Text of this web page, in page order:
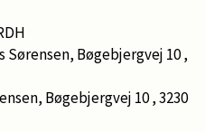
Sørensen, Bøgebjergvej 10 ,
Bøgebjergvej 10 , 3230